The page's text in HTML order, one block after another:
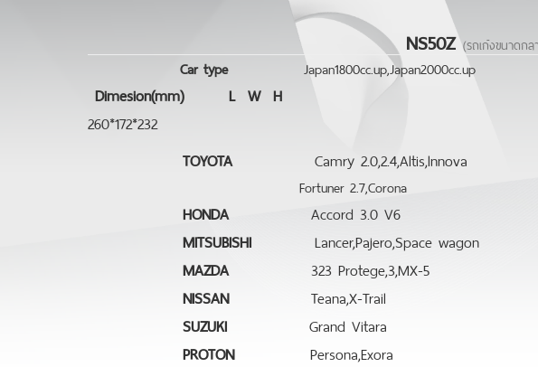
NS50Z(รถเก๋งขนาดก
Car typeJapan1800cc.up,Japan2000cc.up
Dimesion(mm)
L W H
260*172*232
TOYOTACamry 2.0,2.4,Altis,lnnova
Fortuner 2.7,Corona
HONDAAccord 3.0 V6
MITSUBISHI
Lancer,Pajero,Space wagon
MAZDA323 Protege,3,MX-5
NISSANTeana,X-Trail
SUZUKI
Grand Vitara
PROTON
Persona,Exora